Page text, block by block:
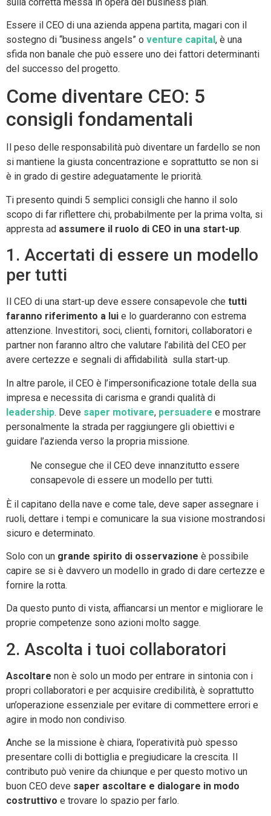
Essere il CEO di una azienda appena partita, magari con il
sostegno di “business angels” o venture capital, è una
sfida non banale che può essere uno dei fattori determinanti
del successo del progetto.
Come diventare CEO: 5
consigli fondamentali
Il peso delle responsabilità può diventare un fardello se non
si mantiene la giusta concentrazione e soprattutto se non si
è in grado di gestire adeguatamente le priorità.
Ti presento quindi 5 semplici consigli che hanno il solo
scopo di far riflettere chi, probabilmente per la prima volta, si
appresta ad assumere il ruolo di CEO in una start-up.
1. Accertati di essere un modello
per tutti
Il CEO di una start-up deve essere consapevole che tutti
faranno riferimento a lui e lo guarderanno con estrema
attenzione. Investitori, soci, clienti, fornitori, collaboratori e
partner non faranno altro che valutare l’abilità del CEO per
avere certezze e segnali di affidabilità sulla start-up.
In altre parole, il CEO è l’impersonificazione totale della sua
impresa e necessita di carisma e grandi qualità di
leadership. Deve saper motivare, persuadere e mostrare
personalmente la strada per raggiungere gli obiettivi e
guidare l’azienda verso la propria missione.
Ne consegue che il CEO deve innanzitutto essere
consapevole di essere un modello per tutti.
È il capitano della nave e come tale, deve saper assegnare i
ruoli, dettare i tempi e comunicare la sua visione mostrandosi
sicuro e determinato.
Solo con un grande spirito di osservazione è possibile
capire se si è davvero un modello in grado di dare certezze e
fornire la rotta.
Da questo punto di vista, affiancarsi un mentor e migliorare le
proprie competenze sono azioni molto sagge.
2. Ascolta i tuoi collaboratori
Ascoltare non è solo un modo per entrare in sintonia con i
propri collaboratori e per acquisire credibilità, è soprattutto
un’operazione essenziale per evitare di commettere errori e
agire in modo non condiviso.
Anche se la missione è chiara, l’operatività può spesso
presentare colli di bottiglia e pregiudicare la crescita. Il
contributo può venire da chiunque e per questo motivo un
buon CEO deve saper ascoltare e dialogare in modo
costruttivo e trovare lo spazio per farlo.